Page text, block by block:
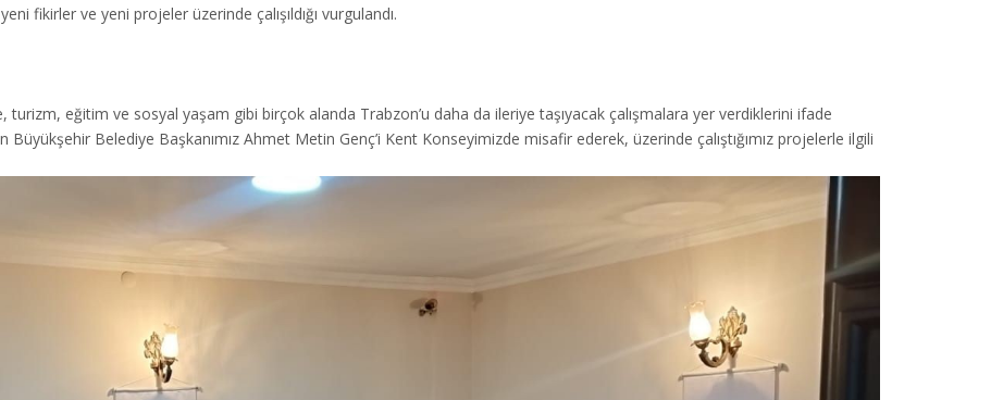
fikirler ve yeni projeler üzerinde çalışıldığı vurgulandı.
eğitim ve sosyal yaşam gibi birçok alanda Trabzon’u daha da ileriye taşıyacak çalışmalara yer verdiklerini ifade
Belediye Başkanımız Ahmet Metin Genç’i Kent Konseyimizde misafir ederek, üzerinde çalıştığımız projelerle ilgili